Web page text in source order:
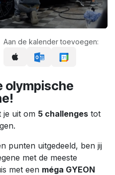
Aan de kalender toevoegen:
olympische
je uit om 5 challenges tot
punten uitgedeeld, ben jij
met de meeste
met een méga GYEON